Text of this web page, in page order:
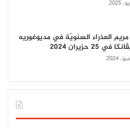
العذراء السنويّة في مديوغوريه
25 حزيران 2024